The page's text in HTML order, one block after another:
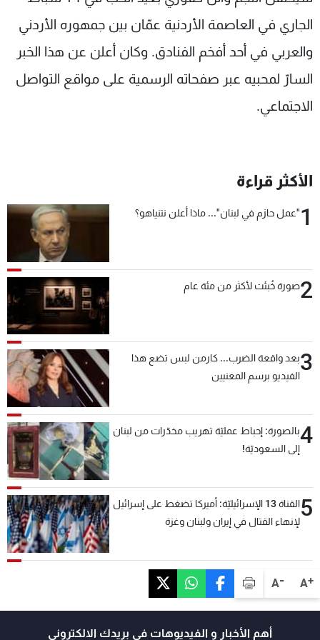
A+
A-
الجاري في العاصمة الأردنية عمّان بين جمهوره الأردني
والعربي في أحد أفخم الفنادق. وكان أعلن عن هذا الخبر
السارّ لمحبيه عبر صفحاته الرسمية على مواقع التواصل
الاجتماعي.
الأكثر قراءة
1"عمل حازم في لبنان"... ماذا أعلن نتنياهو؟
2صورة خُبئت لأكثر من مئة عام
3بعد واقعة الضرب... كارمن لبس تضع هذا
الفيديو برسم المعنيين
4بالصورة: إحباط عمليّة تهريب مخدّرات من لبنان
إلى السعوديّة!
5
القناة 13 الإسرائيليّة: أميركا تضغط على إسرائيل
لإنهاء القتال في إيران ولبنان وغزة
أهم الأخبار و الفيديوهات في بريدك الالكتروني
شاهد البرامج
الترددات
عن MTV
لاعلاناتكم
وظائف